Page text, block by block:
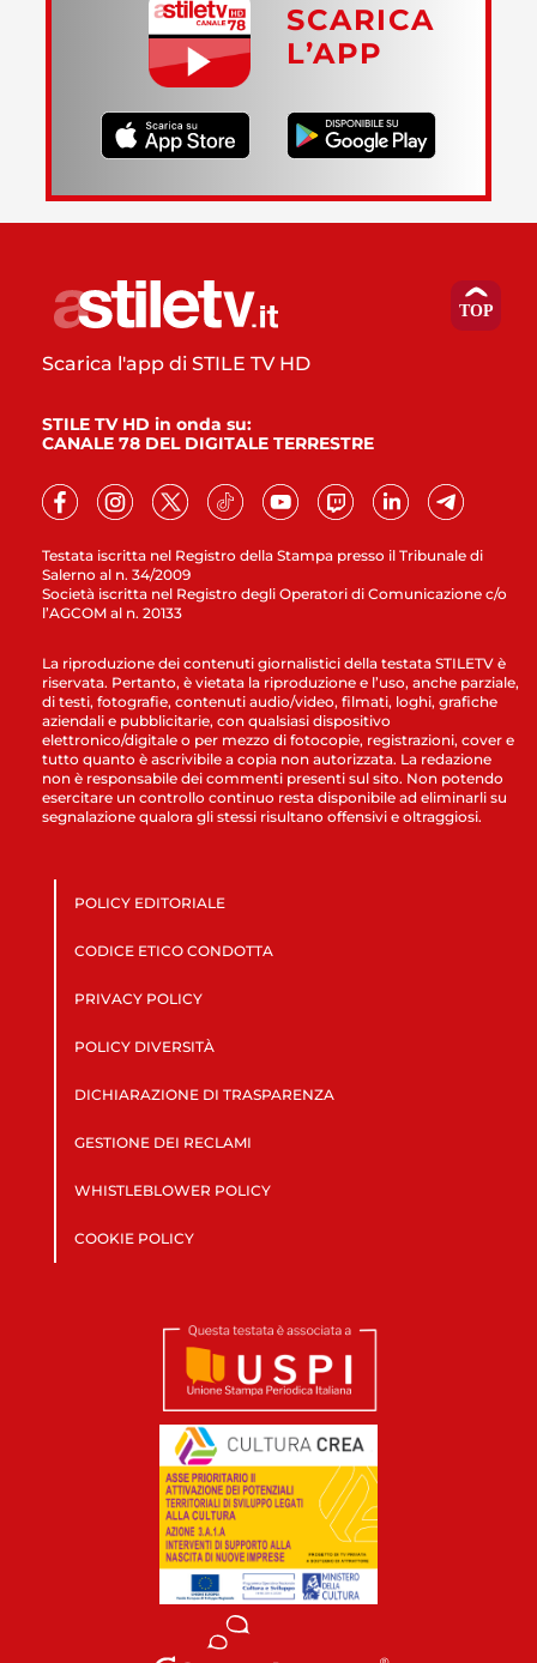
SCARICA
L’APP
Testata iscritta nel Registro della Stampa presso il Tribunale di
Salerno al n. 34/2009
Società iscritta nel Registro degli Operatori di Comunicazione c/o
l’AGCOM al n. 20133
Scarica l'app di STILE TV HD
STILE TV HD in onda su:
CANALE 78 DEL DIGITALE TERRESTRE
La riproduzione dei contenuti giornalistici della testata STILETV è
riservata. Pertanto, è vietata la riproduzione e l’uso, anche parziale,
di testi, fotografie, contenuti audio/video, filmati, loghi, grafiche
aziendali e pubblicitarie, con qualsiasi dispositivo
elettronico/digitale o per mezzo di fotocopie, registrazioni, cover e
tutto quanto è ascrivibile a copia non autorizzata. La redazione
non è responsabile dei commenti presenti sul sito. Non potendo
esercitare un controllo continuo resta disponibile ad eliminarli su
segnalazione qualora gli stessi risultano offensivi e oltraggiosi.
POLICY EDITORIALE
CODICE ETICO CONDOTTA
PRIVACY POLICY
POLICY DIVERSITÀ
DICHIARAZIONE DI TRASPARENZA
GESTIONE DEI RECLAMI
WHISTLEBLOWER POLICY
COOKIE POLICY